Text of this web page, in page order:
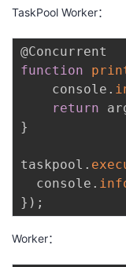
TaskPool Worker：
function
    console
.
return
}
taskpool .
  console
.
} ) ;
Worker：